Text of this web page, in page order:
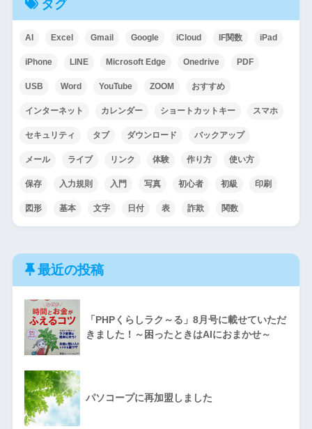
タグ
AI Excel Gmail Google iCloud IF関数 iPad
iPhone LINE Microsoft Edge Onedrive PDF
USB Word YouTube ZOOM おすすめ
インターネット カレンダー ショートカットキー スマホ
セキュリティ タブ ダウンロード バックアップ
メール ライブ リンク 体験 作り方 使い方
保存 入力規則 入門 写真 初心者 初級 印刷
図形 基本 文字 日付 表 詐欺 関数
最近の投稿
「PHPくらしラク～る」8月号に載せていただ
きました！～困ったときはAIにおまかせ～
パソコープに再加盟しました